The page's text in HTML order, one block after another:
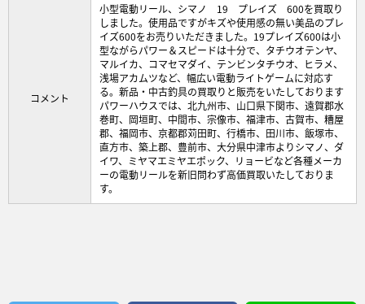
コメント
小型電動リール、シマノ 19 プレイズ 600を買取り
しました。使用品ですがキズや使用感の無い美品のプレ
イズ600をお売りいただきました。19プレイズ600は小
型ながらパワー＆スピードは十分で、タチウオテンヤ、
マルイカ、コマセマダイ、テンビンタチウオ、ヒラメ、
浅場アカムツなど、幅広い電動ライトゲームに対応す
る。新品・中古釣具の買取りと販売をいたしております
パワーハウスでは、北九州市、山口県下関市、遠賀郡水
巻町、岡垣町、中間市、宗像市、福津市、古賀市、糟屋
郡、福岡市、京都郡苅田町、行橋市、田川市、飯塚市、
直方市、築上郡、豊前市、大分県中津市よりシマノ、ダ
イワ、ミヤマエミヤエポック、リョービなど各種メーカ
ーの電動リールを新旧問わず高価買取いたしておりま
す。